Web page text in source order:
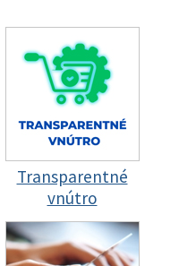
Transparentné
vnútro